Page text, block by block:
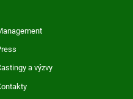
a výzvy